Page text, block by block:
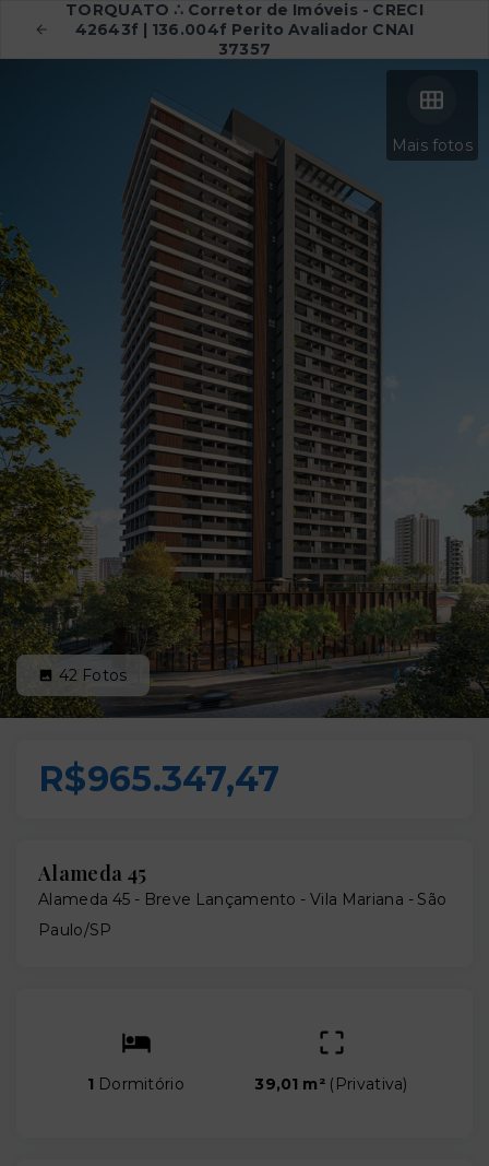
TORQUATO ∴ Corretor de Imóveis - CRECI
42643f | 136.004f Perito Avaliador CNAI
37357
Mais fotos
42 Fotos
R$965.347,47
Alameda 45
Alameda 45 - Breve Lançamento -Vila Mariana - São
Paulo/SP
1 Dormitório 39,01 m² ( Privativa)